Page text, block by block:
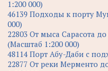
1:200 000)
46139 Подходы к порту
000)
22803 От мыса Сарасота
(Масштаб 1:200 000)
48114 Порт Абу-Даби с
22877 От реки Мерментo